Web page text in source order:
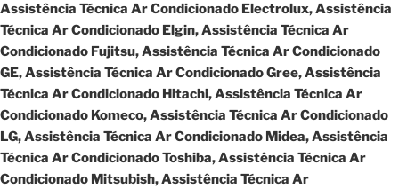
Assistência Técnica Ar Condicionado Electrolux, Assistência
Técnica Ar Condicionado Elgin, Assistência Técnica Ar
Condicionado Fujitsu, Assistência Técnica Ar Condicionado
GE, Assistência Técnica Ar Condicionado Gree, Assistência
Técnica Ar Condicionado Hitachi, Assistência Técnica Ar
Condicionado Komeco, Assistência Técnica Ar Condicionado
LG, Assistência Técnica Ar Condicionado Midea, Assistência
Técnica Ar Condicionado Toshiba, Assistência Técnica Ar
Condicionado Mitsubish, Assistência Técnica Ar